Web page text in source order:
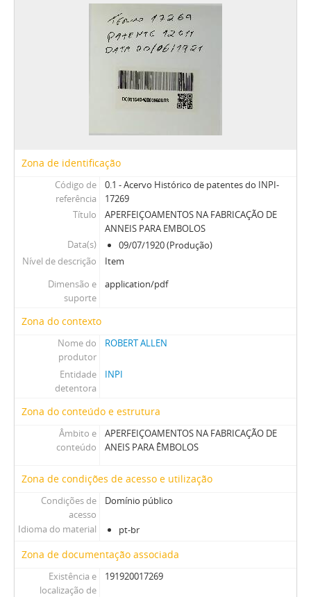
Zona de identificação
Código de
referência
0.1 - Acervo Histórico de patentes do INPI-
17269
Título
APERFEIÇOAMENTOS NA FABRICAÇÃO DE
ANNEIS PARA EMBOLOS
Data(s)
09/07/1920 (Produção)
Nível de descrição
Item
Dimensão e
suporte
application/pdf
Zona do contexto
Nome do
produtor
ROBERT ALLEN
Entidade
detentora
INPI
Zona do conteúdo e estrutura
Âmbito e
conteúdo
APERFEIÇOAMENTOS NA FABRICAÇÃO DE
ANEIS PARA ÊMBOLOS
Zona de condições de acesso e utilização
Condições de
acesso
Domínio público
Idioma do material pt-br
Zona de documentação associada
Existência e
localização de
191920017269